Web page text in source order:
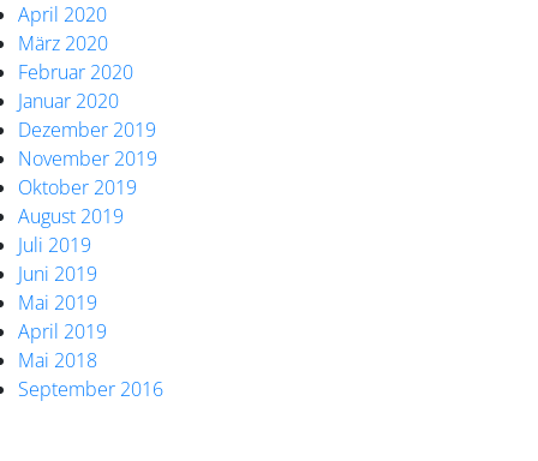
April 2020
März 2020
Februar 2020
Januar 2020
Dezember 2019
November 2019
Oktober 2019
August 2019
Juli 2019
Juni 2019
Mai 2019
April 2019
Mai 2018
September 2016